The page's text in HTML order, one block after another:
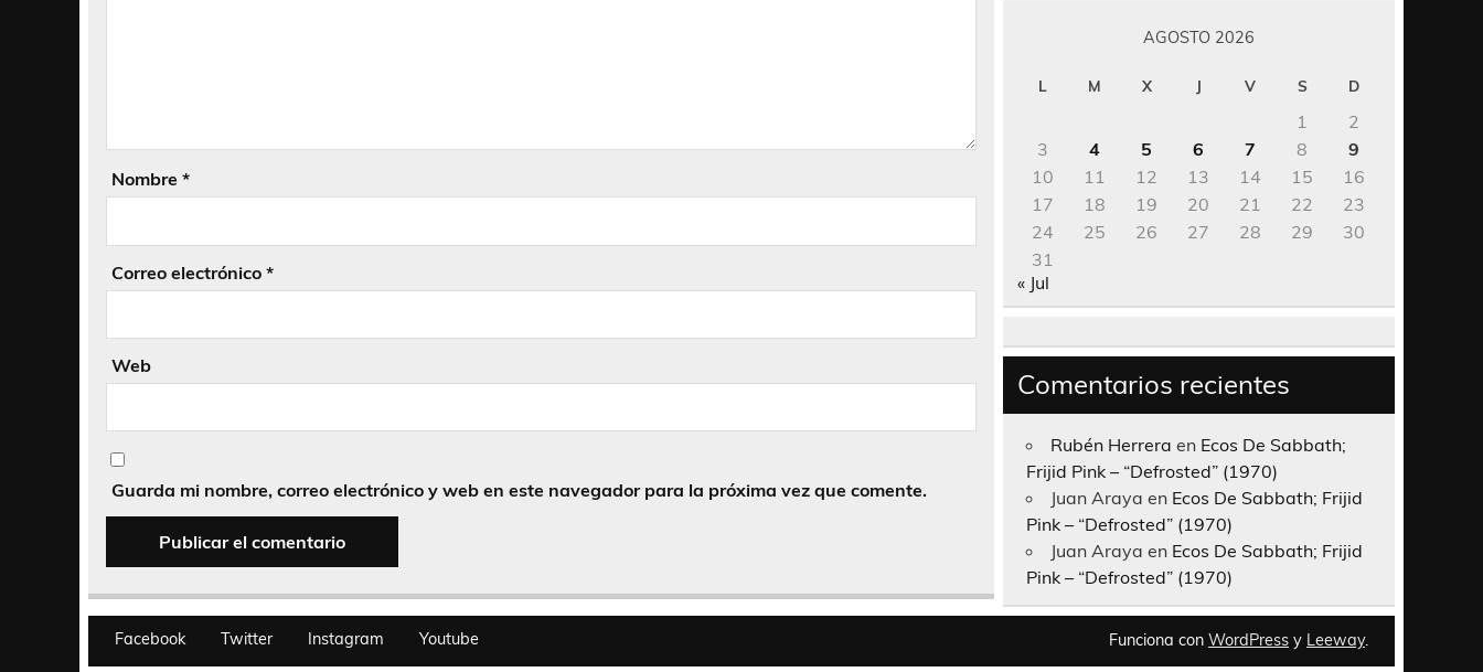
Nombre *
Correo electrónico *
Web
Guarda mi nombre, correo electrónico y web en este navegador para la próxima vez que comente.
AGOSTO 2026
L M X J V S D
1
2
3
4 5 6 7 8
9
10
11 12 13 14 15
16
17
18 19 20 21 22
23
24
25 26 27 28 29
30
31
« Jul
Comentarios recientes
Rubén Herrera en Ecos De Sabbath;
Frijid Pink – “Defrosted” (1970)
Juan Araya en Ecos De Sabbath; Frijid
Pink – “Defrosted” (1970)
Juan Araya en Ecos De Sabbath; Frijid
Pink – “Defrosted” (1970)
Facebook Twitter Instagram Youtube Funciona con WordPress y Leeway.